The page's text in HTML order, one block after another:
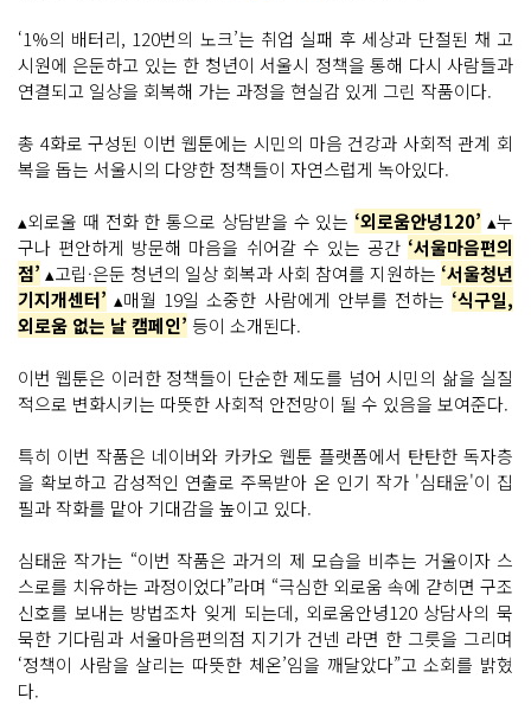
‘1%의 배터리, 120번의 노크’는 취업 실패 후 세상과 단절된 채 고
시원에 은둔하고 있는 한 청년이 서울시 정책을 통해 다시 사람들과
연결되고 일상을 회복해 가는 과정을 현실감 있게 그린 작품이다.
총 4화로 구성된 이번 웹툰에는 시민의 마음 건강과 사회적 관계 회
복을 돕는 서울시의 다양한 정책들이 자연스럽게 녹아있다.
▴외로울 때 전화 한 통으로 상담받을 수 있는 ‘외로움안녕120’ ▴누
구나 편안하게 방문해 마음을 쉬어갈 수 있는 공간 ‘서울마음편의
점’ ▴고립·은둔 청년의 일상 회복과 사회 참여를 지원하는 ‘서울청년
기지개센터’ ▴매월 19일 소중한 사람에게 안부를 전하는 ‘식구일,
외로움 없는 날 캠페인’ 등이 소개된다.
이번 웹툰은 이러한 정책들이 단순한 제도를 넘어 시민의 삶을 실질
적으로 변화시키는 따뜻한 사회적 안전망이 될 수 있음을 보여준다.
특히 이번 작품은 네이버와 카카오 웹툰 플랫폼에서 탄탄한 독자층
을 확보하고 감성적인 연출로 주목받아 온 인기 작가 '심태윤'이 집
필과 작화를 맡아 기대감을 높이고 있다.
심태윤 작가는 “이번 작품은 과거의 제 모습을 비추는 거울이자 스
스로를 치유하는 과정이었다”라며 “극심한 외로움 속에 갇히면 구조
신호를 보내는 방법조차 잊게 되는데, 외로움안녕120 상담사의 묵
묵한 기다림과 서울마음편의점 지기가 건넨 라면 한 그릇을 그리며
‘정책이 사람을 살리는 따뜻한 체온’임을 깨달았다”고 소회를 밝혔
다.